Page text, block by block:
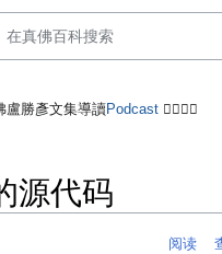
盧勝彥文集導讀Podcast 🙋‍♂️🙋‍♀️
源代码
阅读